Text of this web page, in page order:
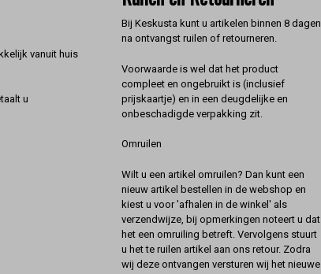
vanuit huis
u
Bij Keskusta kunt u artikelen binnen 8 dagen
na ontvangst ruilen of retourneren.
Voorwaarde is wel dat het product
compleet en ongebruikt is (inclusief
prijskaartje) en in een deugdelijke en
onbeschadigde verpakking zit.
Omruilen
Wilt u een artikel omruilen? Dan kunt een
nieuw artikel bestellen in de webshop en
kiest u voor 'afhalen in de winkel' als
verzendwijze, bij opmerkingen noteert u dat
het een omruiling betreft. Vervolgens stuurt
u het te ruilen artikel aan ons retour. Zodra
wij deze ontvangen versturen wij het nieuwe